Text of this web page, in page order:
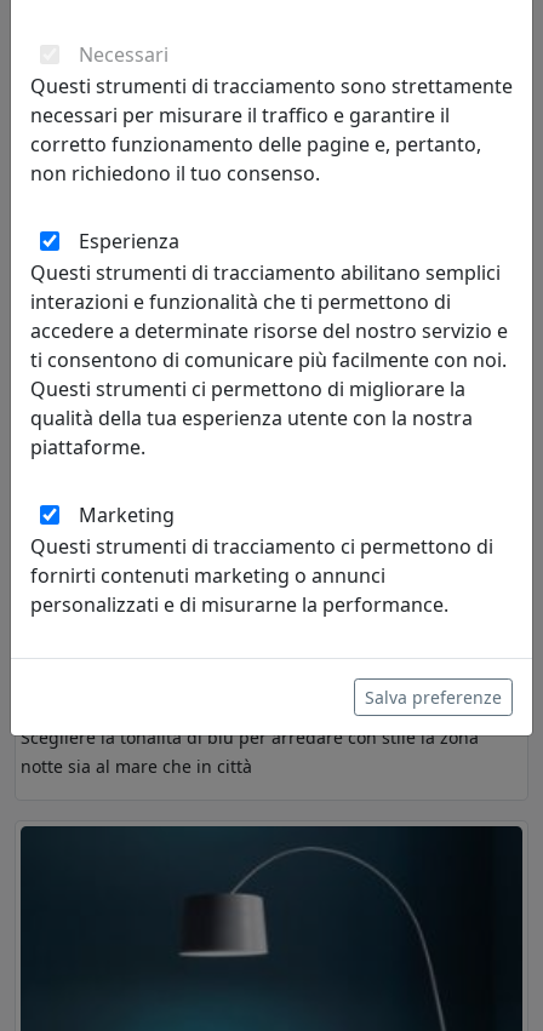
L’arrivo dell’autunno veste le nostre casa dei colori della terra,
le sfumature del giallo, del marrone e del rosso si delineano
con personalità nelle tinte ocra, cioccolato e arancio.
Arredare la camera da letto con il blu
Scegliere la tonalità di blu per arredare con stile la zona
notte sia al mare che in città
Necessari
Questi strumenti di tracciamento sono strettamente
necessari per misurare il traffico e garantire il
corretto funzionamento delle pagine e, pertanto,
non richiedono il tuo consenso.
Esperienza
Questi strumenti di tracciamento abilitano semplici
interazioni e funzionalità che ti permettono di
accedere a determinate risorse del nostro servizio e
ti consentono di comunicare più facilmente con noi.
Questi strumenti ci permettono di migliorare la
qualità della tua esperienza utente con la nostra
piattaforme.
Marketing
Questi strumenti di tracciamento ci permettono di
fornirti contenuti marketing o annunci
personalizzati e di misurarne la performance.
Salva preferenze